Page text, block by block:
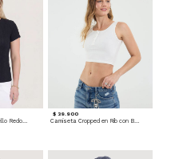
Camiseta Básica Cuello Redondo
$ 39.900